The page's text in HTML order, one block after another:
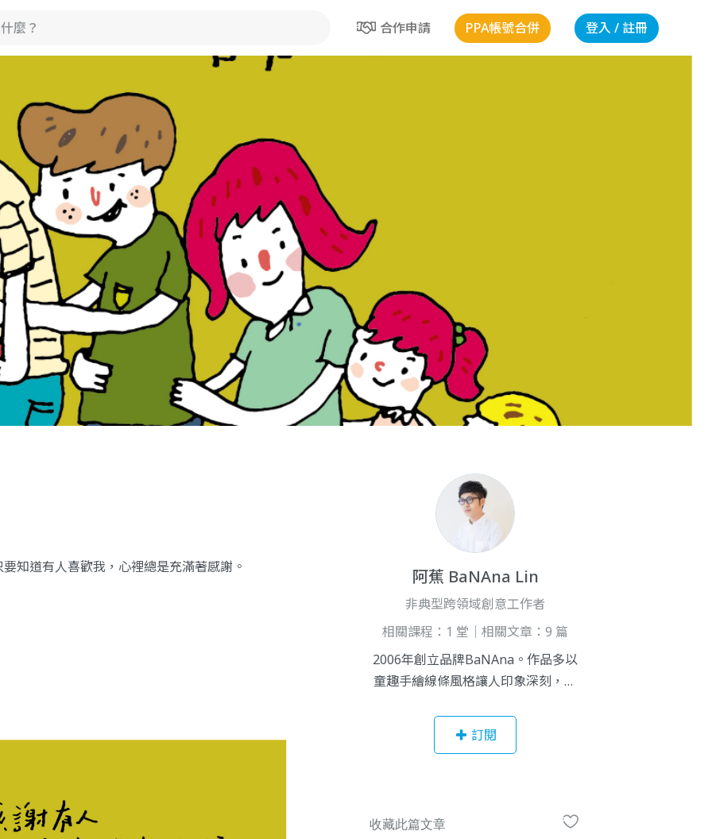
合作申請 PPA帳號合併 登入 / 註冊
知道有人喜歡我， 心裡總是充滿著感謝。 阿蕉 BaNAna Lin
非典型跨領域創意工作者
相關課程：1 堂｜相關文章：9 篇
2006年創立品牌BaNAna。作品多以
童趣手繪線條風格讓人印象深刻，合
局、台灣國立美術館、沖繩伊藤園、
日本Loft百貨、奧美廣告、華納音樂...
訂閱